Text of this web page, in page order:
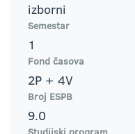
izborni
Semestar
1
Fond časova
2P + 4V
Broj ESPB
9.0